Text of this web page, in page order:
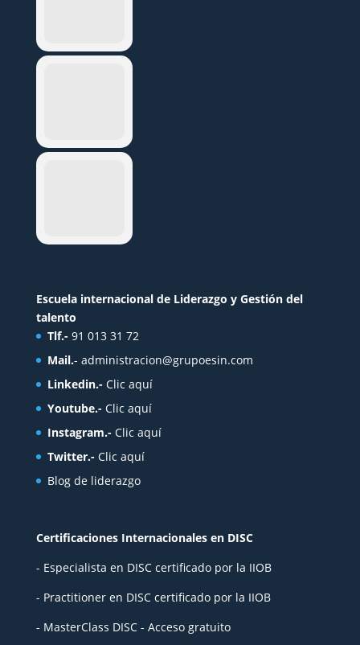
Escuela internacional de Liderazgo y Gestión del
talento
Tlf.- 91 013 31 72
Mail.- administracion@grupoesin.com
Linkedin.- Clic aquí
Youtube.- Clic aquí
Instagram.- Clic aquí
Twitter.- Clic aquí
Blog de liderazgo
Certificaciones Internacionales en DISC
- Especialista en DISC certificado por la IIOB
- Practitioner en DISC certificado por la IIOB
- MasterClass DISC - Acceso gratuito